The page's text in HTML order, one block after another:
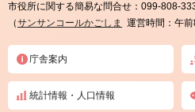
市役所に関する簡易な問合せ： 099-808-
（サンサンコールかごしま 運営時間：午前
庁舎案内
統計情報・人口情報